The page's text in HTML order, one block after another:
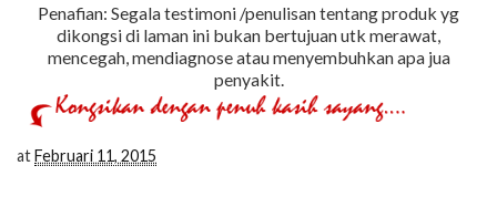
Penafian: Segala testimoni /penulisan tentang produk yg
dikongsi di laman ini bukan bertujuan utk merawat,
mencegah, mendiagnose atau menyembuhkan apa jua
penyakit.
at Februari 11, 2015